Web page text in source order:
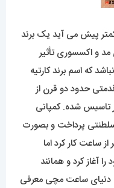
پیش می آید یک برند
و اکسسوری تأثیر
که اسم برند کارتیه
حدود دو قرن از
تاسیس شده. کمپانی
سلطنتی پرداخت و بصورت
ساعت کار کرد اما
آغاز کرد و همانند
دنیای ساعت مچی معرفی